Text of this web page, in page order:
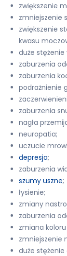
zwiększenie
zmniejszenie
zwiększenie
kwasu
duże stężenie
zaburzenia
zaburzenia
podrażnienie
zaburzenia
nagła
neuropatia;
uczucie
depresja;
zaburzenia
szumy uszne;
łysienie;
zmiany
zaburzenia
zmiana koloru
zmniejszenie
duże stężenie